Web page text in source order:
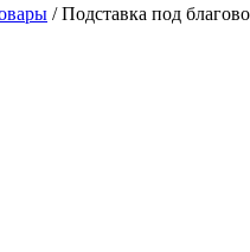
/Подставка под